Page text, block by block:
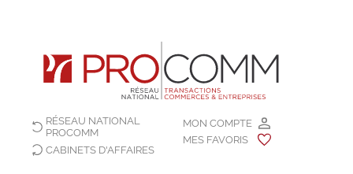
MON COMPTE
MES FAVORIS
RÉSEAU NATIONAL
PROCOMM
CABINETS D'AFFAIRES